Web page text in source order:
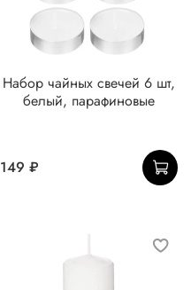
Набор чайных свечей 6 шт,
белый, парафиновые
149 ₽